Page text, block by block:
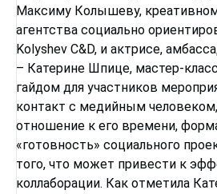
Максиму Колышеву,
агентства социально
Kolyshev C&D, и актрисе,
– Катерине Шпице, мастер-
гайдом для участников
контакт с медийным
отношение к его времени,
«готовность» социального
того, что может привести к
коллаборации. Как отметила